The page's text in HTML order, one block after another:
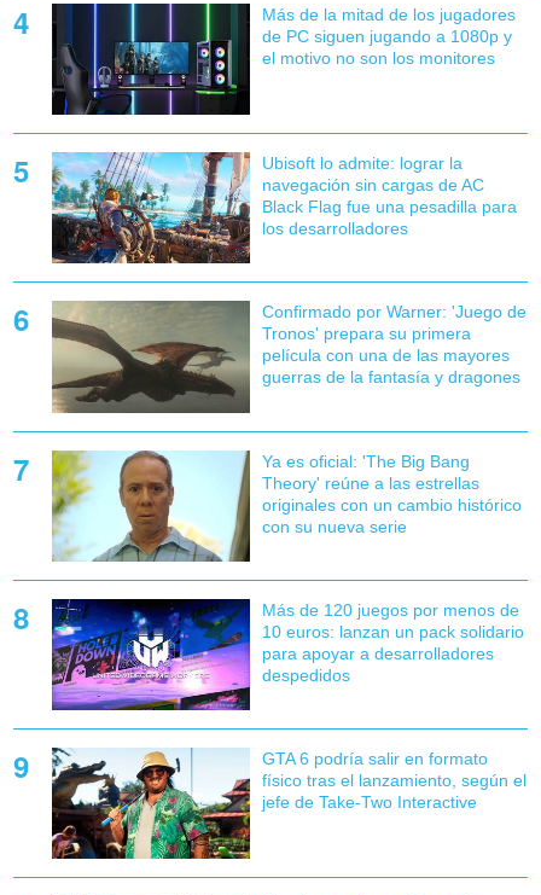
Más de la mitad de los jugadores
de PC siguen jugando a 1080p y
el motivo no son los monitores
Ubisoft lo admite: lograr la
navegación sin cargas de AC
Black Flag fue una pesadilla para
los desarrolladores
Confirmado por Warner: 'Juego de
Tronos' prepara su primera
película con una de las mayores
guerras de la fantasía y dragones
Ya es oficial: 'The Big Bang
Theory' reúne a las estrellas
originales con un cambio histórico
con su nueva serie
Más de 120 juegos por menos de
10 euros: lanzan un pack solidario
para apoyar a desarrolladores
despedidos
GTA 6 podría salir en formato
físico tras el lanzamiento, según el
jefe de Take-Two Interactive